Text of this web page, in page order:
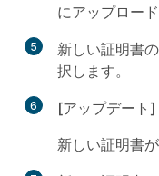
にアップロード
5 新しい証明書
択します。
6 [アップデート]
新しい証明書